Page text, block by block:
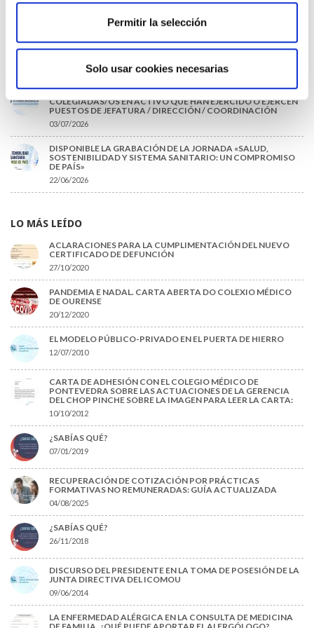
Permitir la selección
Solo usar cookies necesarias
URGENTES ANTE LA SITUACIÓN CRÍTICA DEL SERVICIO DE
URGENCIAS DEL CHUO
09/07/2026
INFORME SOBRE LA CONSOLIDACIÓN DE GRADO A LAS/LOS
COLEGIADAS/OS EN ACTIVO QUE HAN EJERCIDO O EJERCEN
PUESTOS DE JEFATURA / DIRECCIÓN / COORDINACIÓN
03/07/2026
DISPONIBLE LA GRABACIÓN DE LA JORNADA «SALUD,
SOSTENIBILIDAD Y SISTEMA SANITARIO: UN COMPROMISO
DE PAÍS»
22/06/2026
LO MÁS LEÍDO
ACLARACIONES PARA LA CUMPLIMENTACIÓN DEL NUEVO
CERTIFICADO DE DEFUNCIÓN
27/10/2020
PANDEMIA E NADAL. CARTA ABERTA DO COLEXIO MÉDICO
DE OURENSE
20/12/2020
EL MODELO PÚBLICO-PRIVADO EN EL PUERTA DE HIERRO
12/07/2010
CARTA DE ADHESIÓN CON EL COLEGIO MÉDICO DE
PONTEVEDRA SOBRE LAS ACTUACIONES DE LA GERENCIA
DEL CHOP PINCHE SOBRE LA IMAGEN PARA LEER LA CARTA:
10/10/2012
¿SABÍAS QUÉ?
07/01/2019
RECUPERACIÓN DE COTIZACIÓN POR PRÁCTICAS
FORMATIVAS NO REMUNERADAS: GUÍA ACTUALIZADA
04/08/2025
¿SABÍAS QUÉ?
26/11/2018
DISCURSO DEL PRESIDENTE EN LA TOMA DE POSESIÓN DE LA
JUNTA DIRECTIVA DEL ICOMOU
09/06/2014
LA ENFERMEDAD ALÉRGICA EN LA CONSULTA DE MEDICINA